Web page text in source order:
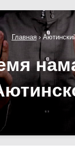
Главная›